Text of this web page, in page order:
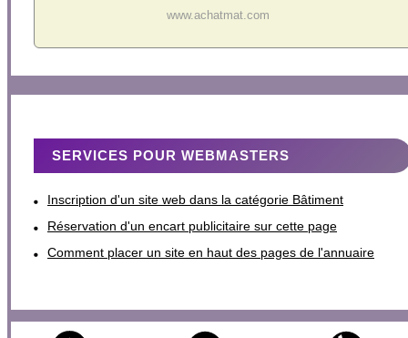
www.achatmat.com
SERVICES POUR WEBMASTERS
Inscription d'un site web dans la catégorie Bâtiment
Réservation d'un encart publicitaire sur cette page
Comment placer un site en haut des pages de l'annuaire